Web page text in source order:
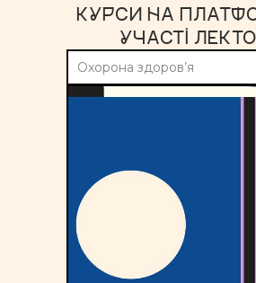
КУРСИ НА
УЧАСТІ
Охорона здоров’я